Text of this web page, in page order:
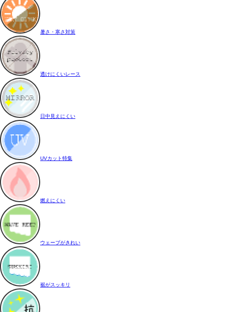
暑さ・寒さ対策
透けにくいレース
日中見えにくい
UVカット特集
燃えにくい
ウェーブがきれい
裾がスッキリ